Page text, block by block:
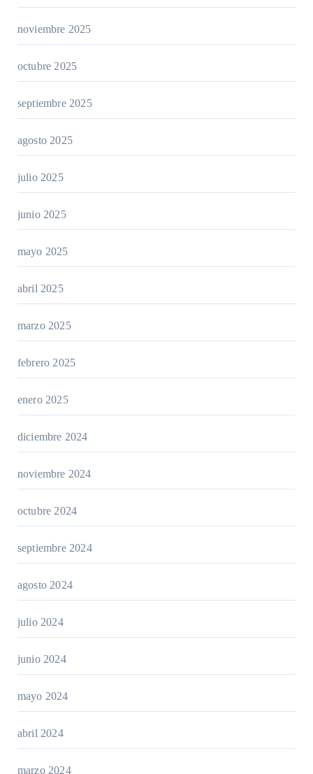
noviembre 2025
octubre 2025
septiembre 2025
agosto 2025
julio 2025
junio 2025
mayo 2025
abril 2025
marzo 2025
febrero 2025
enero 2025
diciembre 2024
noviembre 2024
octubre 2024
septiembre 2024
agosto 2024
julio 2024
junio 2024
mayo 2024
abril 2024
marzo 2024